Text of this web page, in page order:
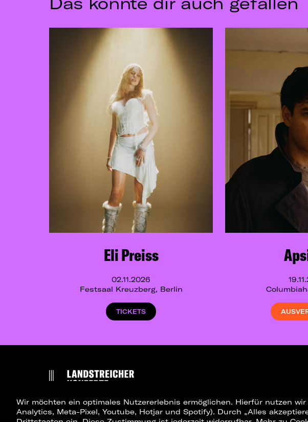
Eli Preiss
02.11.2026
Festsaal Kreuzberg, Berlin
TICKETS
Wir möchten ein optimales Nutzererlebnis ermöglichen. Hierfür nutzen
Analytics, Meta-Pixel, Youtube, Hotjar und Spotify). Durch „Alles